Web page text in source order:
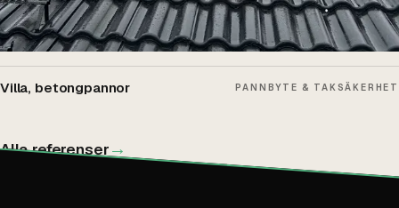
Villa, betongpannor PANNBYTE & TAKSÄKERHET
Alla referenser→